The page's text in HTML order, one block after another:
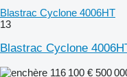
Blastrac Cyclone 4006HT
13
Blastrac Cyclone
116 100 € 500